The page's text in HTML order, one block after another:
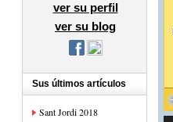
ver su perfil
ver su blog
Sus últimos artículos
Sant Jordi 2018